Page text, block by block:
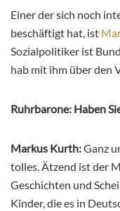
Einer der sich noch
beschäftigt hat, ist
Sozialpolitiker ist
hab mit ihm über den
Ruhrbarone: Haben
Markus Kurth:Ganz
tolles. Ätzend ist der
Geschichten und
Kinder, die es in